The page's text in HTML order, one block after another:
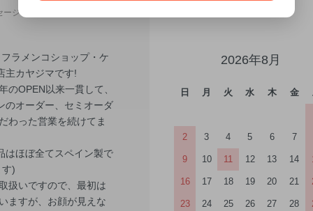
ージ
ラメンコショップ・ケ
主カヤジマです!
のOPEN以来一貫して、
のオーダー、セミオーダ
わった営業を続けてま
はほぼ全てスペイン製で
)
扱いですので、最初は
ますが、お顔が見えな
2026年8月
日 月 火 水 木 金
2 3 4 5 6 7
9 10 11 12 13 14
16 17 18 19 20 21
23 24 25 26 27 28